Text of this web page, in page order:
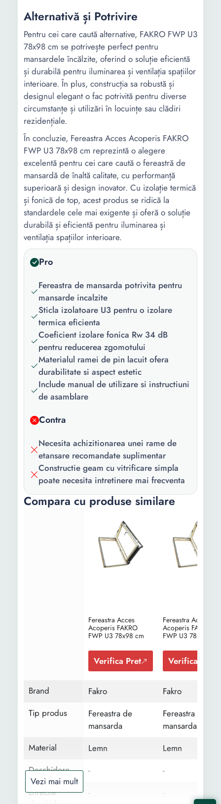
Alternativă și Potrivire
Pentru cei care caută alternative, FAKRO FWP U3
78x98 cm se potrivește perfect pentru
mansardele încălzite, oferind o soluție eficientă
și durabilă pentru iluminarea și ventilația spațiilor
interioare. În plus, construcția sa robustă și
designul elegant o fac potrivită pentru diverse
circumstanțe și utilizări în locuințe sau clădiri
rezidențiale.
În concluzie, Fereastra Acces Acoperis FAKRO
FWP U3 78x98 cm reprezintă o alegere
excelentă pentru cei care caută o fereastră de
mansardă de înaltă calitate, cu performanță
superioară și design inovator. Cu izolație termică
și fonică de top, acest produs se ridică la
standardele cele mai exigente și oferă o soluție
durabilă și eficientă pentru iluminarea și
ventilația spațiilor interioare.
Pro
Fereastra de mansarda potrivita pentru
mansarde incalzite
Sticla izolatoare U3 pentru o izolare
termica eficienta
Coeficient izolare fonica Rw 34 dB
pentru reducerea zgomotului
Materialul ramei de pin lacuit ofera
durabilitate si aspect estetic
Include manual de utilizare si instructiuni
de asamblare
Contra
Necesita achizitionarea unei rame de
etansare recomandate suplimentar
Constructie geam cu vitrificare simpla
poate necesita intretinere mai frecventa
Compara cu produse similare
Fereastra Acces
Acoperis FAKRO
FWP U3 78x98 cm
Verifica Pret
Fereastra Acces
Acoperis FAKRO
FWP U3 78x118 cm
Verifica Pret
Brand Fakro
Fakro
Tip produs
Fereastra de
mansarda
Fereastra de
mansarda
Material
Lemn
Lemn
Deschidere
-
-
Directie
- -
Vezi mai mult